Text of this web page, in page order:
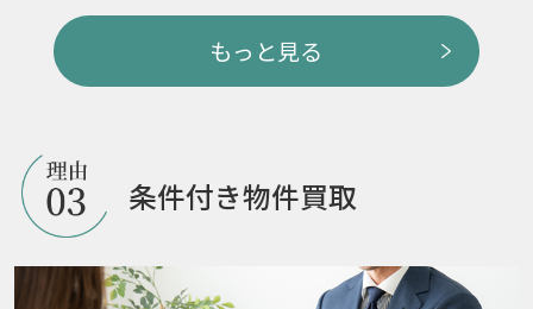
もっと見る
条件付き物件買取